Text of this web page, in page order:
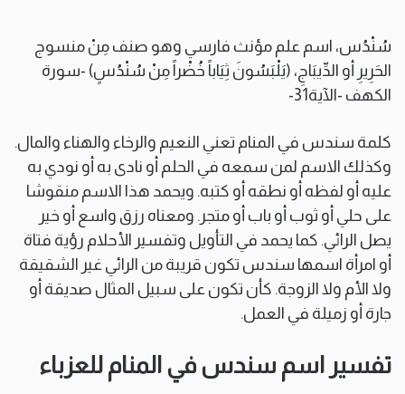
سُنْدُس، اسم علم مؤنث فارسي وهو صنف مِنْ منسوج
الحَرِيرِ أو الدِّيبَاجِ، (يَلْبَسُونَ ثِيَاباً خُضْراً مِنْ سُنْدُسٍ) -سورة
الكهف -الآية31-
كلمة سندس في المنام تعني النعيم والرخاء والهناء والمال.
وكذلك الاسم لمن سمعه في الحلم أو نادى به أو نودي به
عليه أو لفظه أو نطقه أو كتبه. ويحمد هذا الاسم منقوشا
على حلي أو ثوب أو باب أو متجر. ومعناه رزق واسع أو خير
يصل الرائي. كما يحمد في التأويل وتفسير الأحلام رؤية فتاة
أو امرأة اسمها سندس تكون قريبة من الرائي غير الشقيقة
ولا الأم ولا الزوجة. كأن تكون على سبيل المثال صديقة أو
جارة أو زميلة في العمل.
تفسير اسم سندس في المنام للعزباء